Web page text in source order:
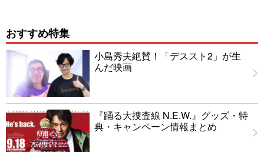
おすすめ特集
小島秀夫絶賛！「デススト2」が生
んだ映画
『踊る大捜査線 N.E.W.』グッズ・特
典・キャンペーン情報まとめ